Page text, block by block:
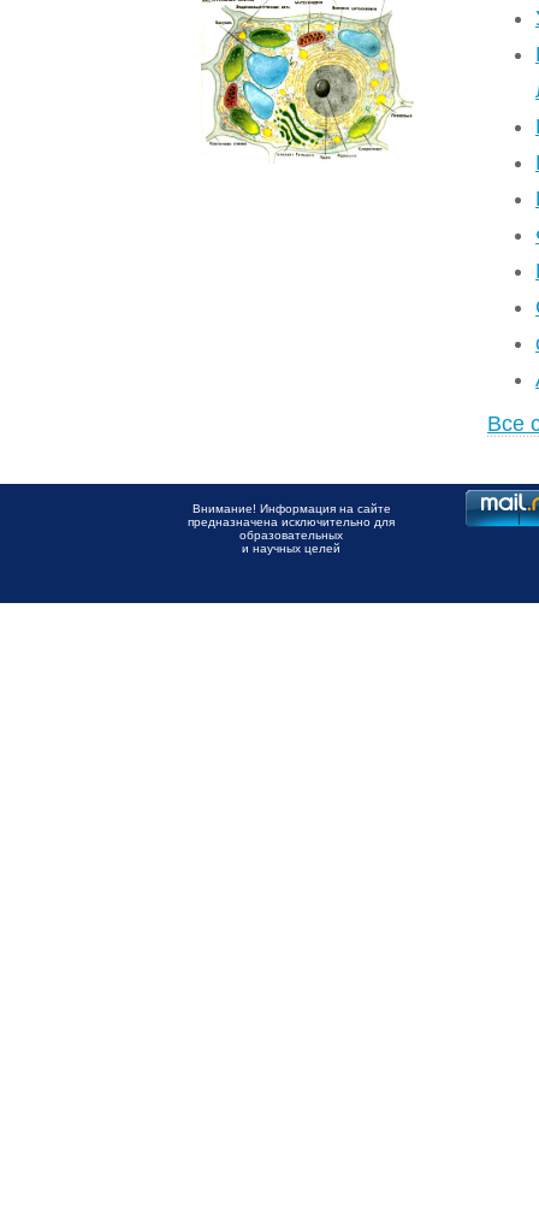
Все
Внимание! Информация на сайте
предназначена исключительно для
образовательных
и научных целей